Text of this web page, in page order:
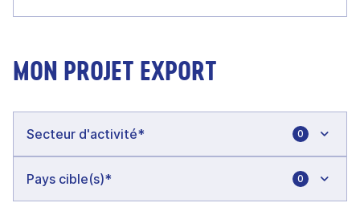
MON PROJET EXPORT
0
0